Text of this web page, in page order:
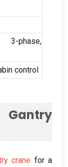
phase,
control
Gantry
crane for a